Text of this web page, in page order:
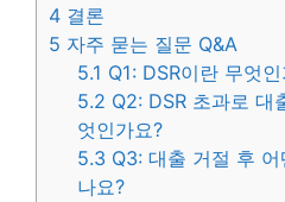
4 결론
5 자주 묻는 질문 Q&A
5.1 Q1: DSR이란 무엇
5.2 Q2: DSR 초과로 대
엇인가요?
5.3 Q3: 대출 거절 후
나요?